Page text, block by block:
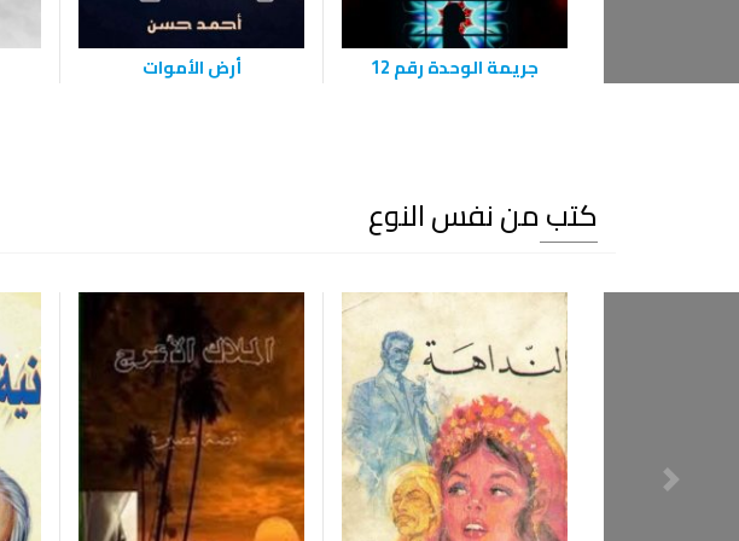
جريمة الوحدة رقم 12 أرض الأموات
كتب من نفس النوع